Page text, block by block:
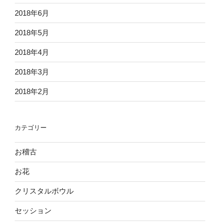
2018年6月
2018年5月
2018年4月
2018年3月
2018年2月
カテゴリー
お稽古
お花
クリスタルボウル
セッション